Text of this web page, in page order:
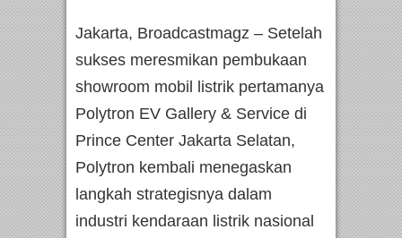
Jakarta, Broadcastmagz – Setelah
sukses meresmikan pembukaan
showroom mobil listrik pertamanya
Polytron EV Gallery & Service di
Prince Center Jakarta Selatan,
Polytron kembali menegaskan
langkah strategisnya dalam
industri kendaraan listrik nasional